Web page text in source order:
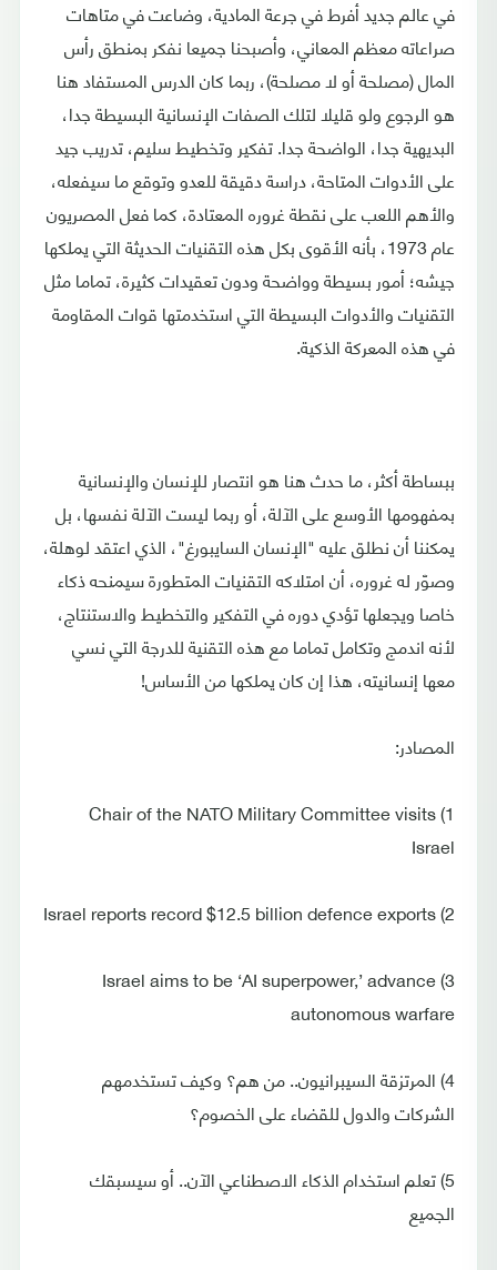
في عالم جديد أفرط في جرعة المادية، وضاعت في متاهات
صراعاته معظم المعاني، وأصبحنا جميعا نفكر بمنطق رأس
المال (مصلحة أو لا مصلحة)، ربما كان الدرس المستفاد هنا
هو الرجوع ولو قليلا لتلك الصفات الإنسانية البسيطة جدا،
البديهية جدا، الواضحة جدا. تفكير وتخطيط سليم، تدريب جيد
على الأدوات المتاحة، دراسة دقيقة للعدو وتوقع ما سيفعله،
والأهم اللعب على نقطة غروره المعتادة، كما فعل المصريون
عام 1973، بأنه الأقوى بكل هذه التقنيات الحديثة التي يملكها
جيشه؛ أمور بسيطة وواضحة ودون تعقيدات كثيرة، تماما مثل
التقنيات والأدوات البسيطة التي استخدمتها قوات المقاومة
في هذه المعركة الذكية.
ببساطة أكثر، ما حدث هنا هو انتصار للإنسان والإنسانية
بمفهومها الأوسع على الآلة، أو ربما ليست الآلة نفسها، بل
يمكننا أن نطلق عليه "الإنسان السايبورغ"، الذي اعتقد لوهلة،
وصوّر له غروره، أن امتلاكه التقنيات المتطورة سيمنحه ذكاء
خاصا ويجعلها تؤدي دوره في التفكير والتخطيط والاستنتاج،
لأنه اندمج وتكامل تماما مع هذه التقنية للدرجة التي نسي
معها إنسانيته، هذا إن كان يملكها من الأساس!
المصادر:
1) Chair of the NATO Military Committee visits
Israel
2) Israel reports record $12.5 billion defence exports
3) Israel aims to be ‘AI superpower,’ advance
autonomous warfare
4) المرتزقة السيبرانيون.. من هم؟ وكيف تستخدمهم
الشركات والدول للقضاء على الخصوم؟
5) تعلم استخدام الذكاء الاصطناعي الآن.. أو سيسبقك
الجميع